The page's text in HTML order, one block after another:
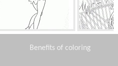
ラブリーティンカーベル ジュエル
Benefits of coloring